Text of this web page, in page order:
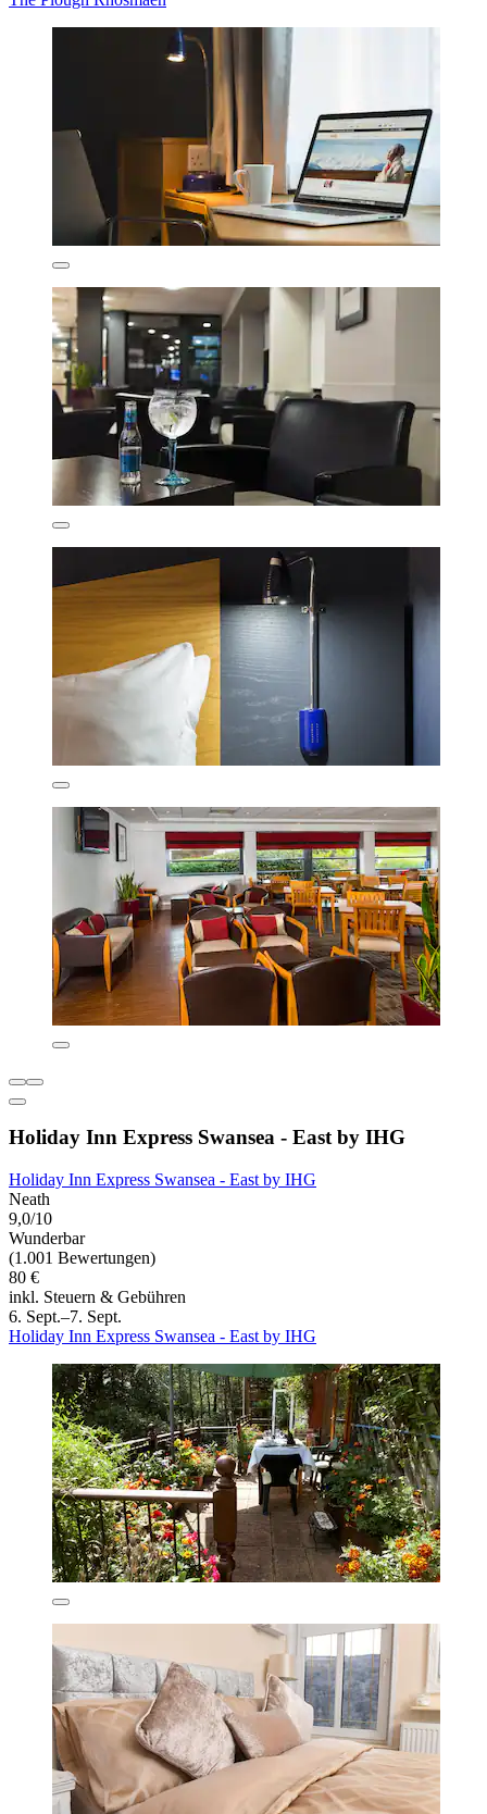
Holiday Inn Express Swansea - East by IHG
Holiday Inn Express Swansea - East by IHG
Neath
9,0/10
Wunderbar
(1.001 Bewertungen)
80 €
inkl. Steuern & Gebühren
6. Sept.–7. Sept.
Holiday Inn Express Swansea - East by IHG